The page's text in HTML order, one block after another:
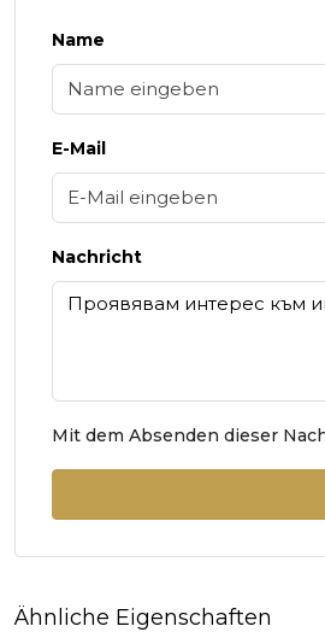
Name
E-Mail
Nachricht
Mit dem Absenden dieser
Ähnliche Eigenschaften